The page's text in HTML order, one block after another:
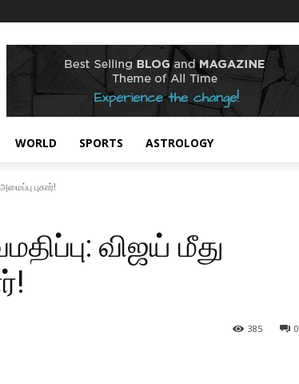
WORLD SPORTS ASTROLOGY
புகார்!
விஜய் மீது
0
385